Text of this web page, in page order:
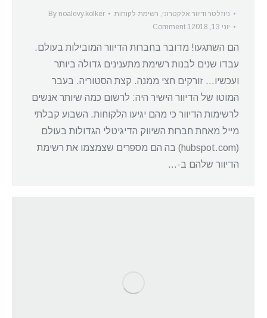
ניוזלטר ודיוור אלקטרוני רשימת לקוחות By noalevy.kolker
יוני 13, 2018
1 Comment
הם השתגעו! מדובר בחברות הדיוור המובילות בעולם.
עבדו שנים לבנות רשימת מתענינים גדולה ביותר
ועכשיו… זורקים חצי ממנה. קצת הסטוריה. בעבר
המוטו של הדיוור הישיר היה: לרשום כמה שיותר אנשים
לרשימות הדיוור כי מהם יגיעו הלקוחות. השבוע קבלתי
מייל מאחת חברות השיווק הדיגיטלי הגדולות בעולם
(hubspot.com) בה הם מספרים שצמצמו את רשימת
הדיוור שלהם ב-…